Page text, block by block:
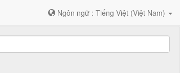
Ngôn ngữ : Tiếng Việt (Việt Nam)